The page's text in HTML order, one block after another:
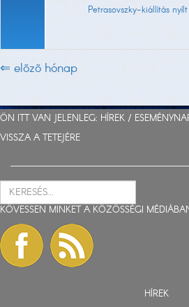
Petrasovszky-kiállítás
⇐ elõzõ hónap
ÖN ITT VAN JELENLEG: HÍREK /
VISSZA A TETEJÉRE
KÖVESSEN MINKET A KÖZÖSSÉGI
HÍREK